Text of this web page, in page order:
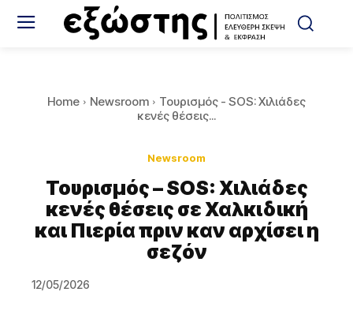
Home Newsroom
Τουρισμός - SOS: Χιλιάδες
κενές θέσεις...
Newsroom
Τουρισμός – SOS: Χιλιάδες
κενές θέσεις σε Χαλκιδική
και Πιερία πριν καν αρχίσει η
σεζόν
12/05/2026